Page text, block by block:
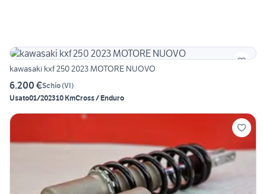
kawasaki kxf 250 2023 MOTORE NUOVO
6.200 €Schio(VI)
Usato01/202310 KmCross / Enduro